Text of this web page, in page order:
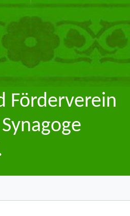
Förderverein